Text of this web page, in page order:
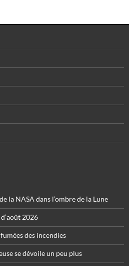
la NASA dans l’ombre de la Lune
2026
des incendies
se dévoile un peu plus